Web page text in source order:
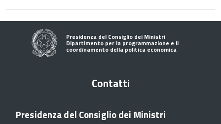
Presidenza del Consiglio dei Ministri
Dipartimento per la programmazione e il
coordinamento della politica economica
Contatti
Presidenza del Consiglio dei Ministri